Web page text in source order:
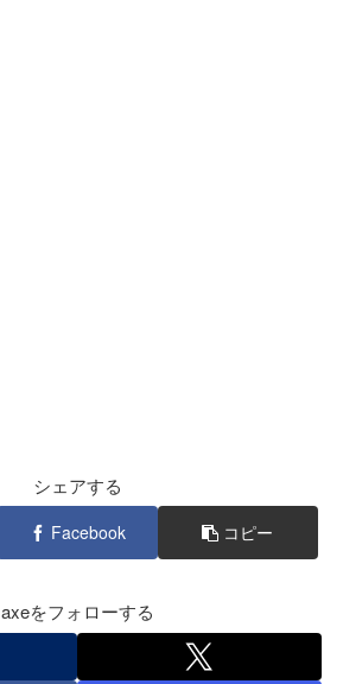
シェアする
Facebook コピー
axeをフォローする